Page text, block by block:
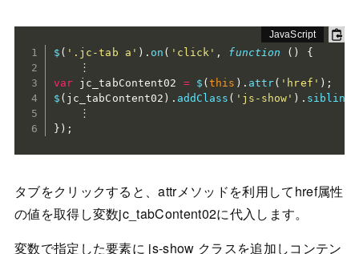
$ ( '.jc-tab a' ) . on ( 'click' , function ( )
{
var jc_tabContent02 = $ (this ) . attr( 'href' ) ;
$ ( jc_tabContent02 ) . addClass ( 'js-show' ) . siblings
} ) ;
タブをクリックすると、attrメソッドを利用してhref属性
の値を取得し変数jc_tabContent02に代入します。
変数で指定した要素に js-show クラスを追加しコンテン